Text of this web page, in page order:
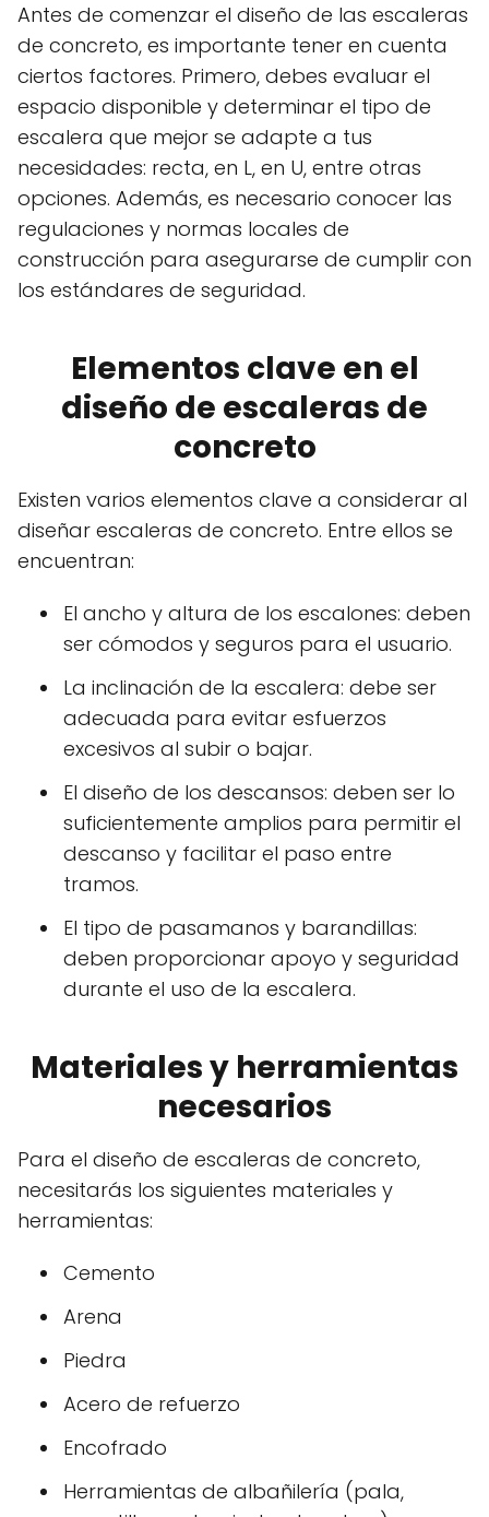
Antes de comenzar el diseño de las escaleras
de concreto, es importante tener en cuenta
ciertos factores. Primero, debes evaluar el
espacio disponible y determinar el tipo de
escalera que mejor se adapte a tus
necesidades: recta, en L, en U, entre otras
opciones. Además, es necesario conocer las
regulaciones y normas locales de
construcción para asegurarse de cumplir con
los estándares de seguridad.
Elementos clave en el
diseño de escaleras de
concreto
Existen varios elementos clave a considerar al
diseñar escaleras de concreto. Entre ellos se
encuentran:
El ancho y altura de los escalones: deben
ser cómodos y seguros para el usuario.
La inclinación de la escalera: debe ser
adecuada para evitar esfuerzos
excesivos al subir o bajar.
El diseño de los descansos: deben ser lo
suficientemente amplios para permitir el
descanso y facilitar el paso entre
tramos.
El tipo de pasamanos y barandillas:
deben proporcionar apoyo y seguridad
durante el uso de la escalera.
Materiales y herramientas
necesarios
Para el diseño de escaleras de concreto,
necesitarás los siguientes materiales y
herramientas:
Cemento
Arena
Piedra
Acero de refuerzo
Encofrado
Herramientas de albañilería (pala,